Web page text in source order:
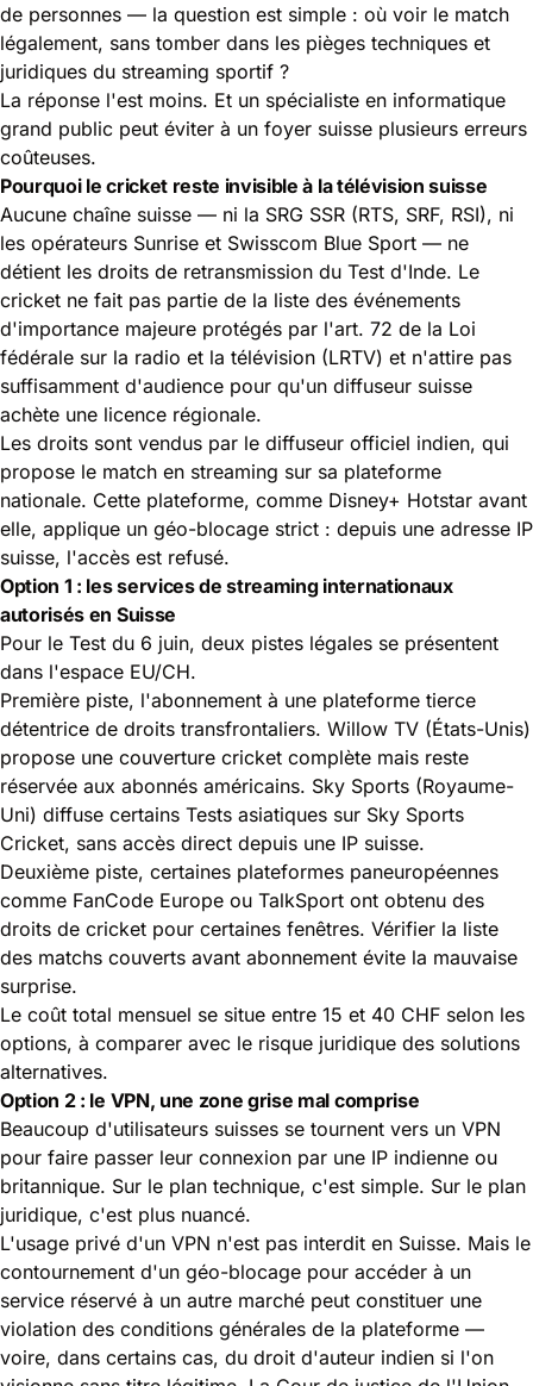
de personnes — la question est simple : où voir le match
légalement, sans tomber dans les pièges techniques et
juridiques du streaming sportif ?
La réponse l'est moins. Et un spécialiste en informatique
grand public peut éviter à un foyer suisse plusieurs erreurs
coûteuses.
Pourquoi le cricket reste invisible à la télévision suisse
Aucune chaîne suisse — ni la SRG SSR (RTS, SRF, RSI), ni
les opérateurs Sunrise et Swisscom Blue Sport — ne
détient les droits de retransmission du Test d'Inde. Le
cricket ne fait pas partie de la liste des événements
d'importance majeure protégés par l'art. 72 de la Loi
fédérale sur la radio et la télévision (LRTV) et n'attire pas
suffisamment d'audience pour qu'un diffuseur suisse
achète une licence régionale.
Les droits sont vendus par le diffuseur officiel indien, qui
propose le match en streaming sur sa plateforme
nationale. Cette plateforme, comme Disney+ Hotstar avant
elle, applique un géo-blocage strict : depuis une adresse IP
suisse, l'accès est refusé.
Option 1 : les services de streaming internationaux
autorisés en Suisse
Pour le Test du 6 juin, deux pistes légales se présentent
dans l'espace EU/CH.
Première piste, l'abonnement à une plateforme tierce
détentrice de droits transfrontaliers. Willow TV (États-Unis)
propose une couverture cricket complète mais reste
réservée aux abonnés américains. Sky Sports (Royaume-
Uni) diffuse certains Tests asiatiques sur Sky Sports
Cricket, sans accès direct depuis une IP suisse.
Deuxième piste, certaines plateformes paneuropéennes
comme FanCode Europe ou TalkSport ont obtenu des
droits de cricket pour certaines fenêtres. Vérifier la liste
des matchs couverts avant abonnement évite la mauvaise
surprise.
Le coût total mensuel se situe entre 15 et 40 CHF selon les
options, à comparer avec le risque juridique des solutions
alternatives.
Option 2 : le VPN, une zone grise mal comprise
Beaucoup d'utilisateurs suisses se tournent vers un VPN
pour faire passer leur connexion par une IP indienne ou
britannique. Sur le plan technique, c'est simple. Sur le plan
juridique, c'est plus nuancé.
L'usage privé d'un VPN n'est pas interdit en Suisse. Mais le
contournement d'un géo-blocage pour accéder à un
service réservé à un autre marché peut constituer une
violation des conditions générales de la plateforme —
voire, dans certains cas, du droit d'auteur indien si l'on